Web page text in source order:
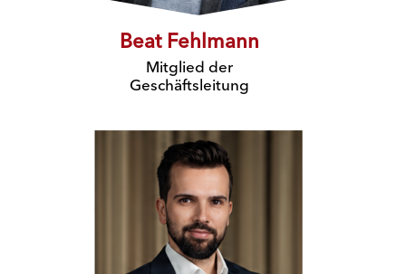
Beat Fehlmann
Mitglied der
Geschäftsleitung